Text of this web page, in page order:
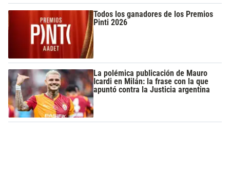
Todos los ganadores de los Premios
Pinti 2026
La polémica publicación de Mauro
Icardi en Milán: la frase con la que
apuntó contra la Justicia argentina